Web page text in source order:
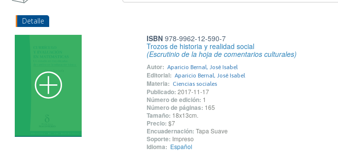
Detalle
ISBN978-9962-12-590-7
Trozos de historia y realidad social
(Escrutinio de la hoja de comentarios culturales)
Autor: Aparicio Bernal, José Isabel
Editorial: Aparicio Bernal, José Isabel
Materia: Ciencias sociales
Publicado: 2017-11-17
Número de edición: 1
Número de páginas: 165
Tamaño: 18x13cm.
Precio: $7
Encuadernación: Tapa Suave
Soporte: Impreso
Idioma: Español